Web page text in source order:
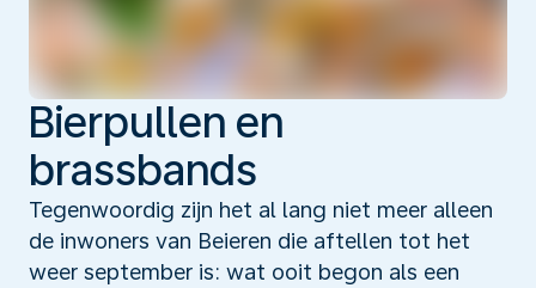
Bierpullen en
brassbands
Tegenwoordig zijn het al lang niet meer alleen
de inwoners van Beieren die aftellen tot het
weer september is: wat ooit begon als een